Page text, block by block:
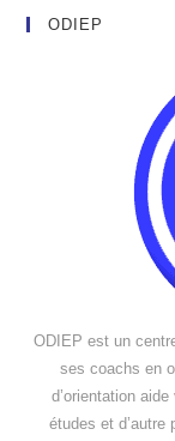
ODIEP
ODIEP est un
ses coachs en
d’orientation
études et d’autre